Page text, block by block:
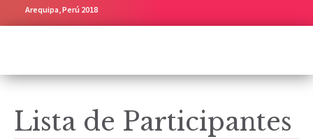
Arequipa, Perú 2018
Lista de Participantes